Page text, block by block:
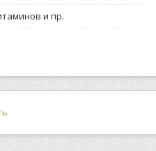
и пр.